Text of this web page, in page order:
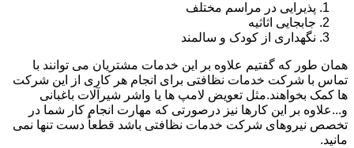
پذیرایی در مراسم مختلف
جابجایی اثاثیه
نگهداری از کودک و سالمند
همان طور که گفتیم علاوه بر این خدمات مشتریان می توانند با
تماس با شرکت خدمات نظافتی برای انجام هر کاری از این شرکت
ها کمک بخواهند.مثل تعویض لامپ ها یا واشر شیرآلات باغبانی
و...علاوه بر این کارها نیز درصورتی که مهارت انجام کار شما در
تخصص نیروهای شرکت خدمات نظافتی باشد قطعاً دست تنها نمی
مانید.